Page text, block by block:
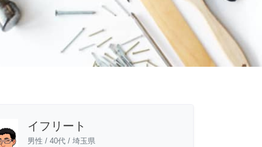
イフリート
男性 / 40代/ 埼玉県